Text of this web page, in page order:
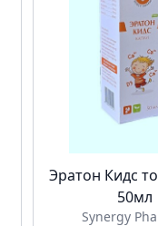
Эратон Кидс
50мл
Synergy